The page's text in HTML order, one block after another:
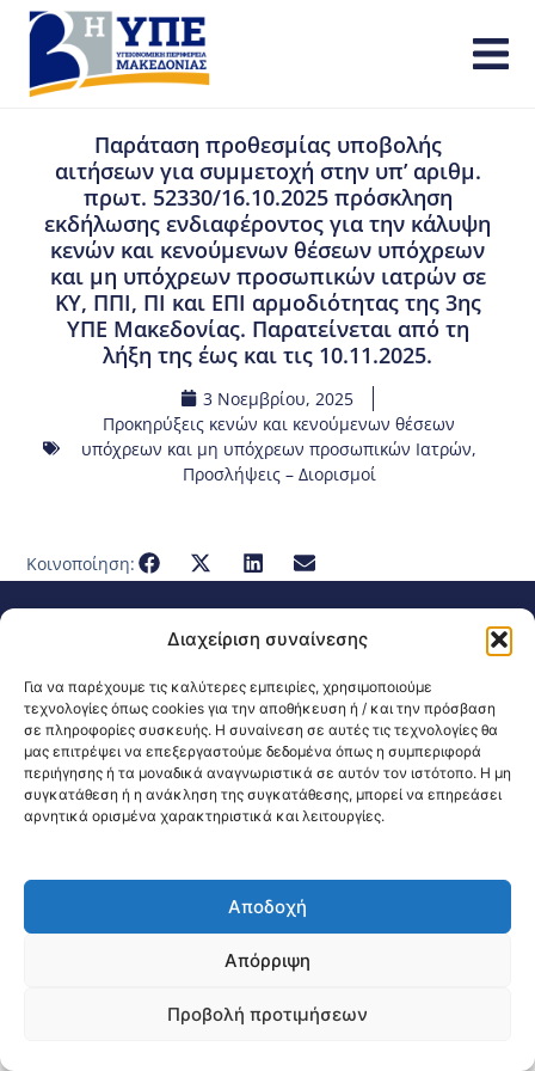
Διαχείριση συναίνεσης
Για να παρέχουμε τις καλύτερες εμπειρίες, χρησιμοποιούμε
τεχνολογίες όπως cookies για την αποθήκευση ή / και την πρόσβαση
σε πληροφορίες συσκευής. Η συναίνεση σε αυτές τις τεχνολογίες θα
μας επιτρέψει να επεξεργαστούμε δεδομένα όπως η συμπεριφορά
περιήγησης ή τα μοναδικά αναγνωριστικά σε αυτόν τον ιστότοπο. Η μη
συγκατάθεση ή η ανάκληση της συγκατάθεσης, μπορεί να επηρεάσει
αρνητικά ορισμένα χαρακτηριστικά και λειτουργίες.
Αποδοχή
Απόρριψη
Προβολή προτιμήσεων
Παράταση προθεσμίας υποβολής
αιτήσεων για συμμετοχή στην υπ’ αριθμ.
πρωτ. 52330/16.10.2025 πρόσκληση
εκδήλωσης ενδιαφέροντος για την κάλυψη
κενών και κενούμενων θέσεων υπόχρεων
και μη υπόχρεων προσωπικών ιατρών σε
ΚΥ, ΠΠΙ, ΠΙ και ΕΠΙ αρμοδιότητας της 3ης
ΥΠE Μακεδονίας. Παρατείνεται από τη
λήξη της έως και τις 10.11.2025.
3 Νοεμβρίου, 2025
Προκηρύξεις κενών και κενούμενων θέσεων
υπόχρεων και μη υπόχρεων προσωπικών Ιατρών,
Προσλήψεις – Διορισμοί
Κοινοποίηση:
Πολιτική Προστασίας Δεδομένων
email: 3ype@3ype.gr
Page Visits: 00014 Website Visits: 1595546